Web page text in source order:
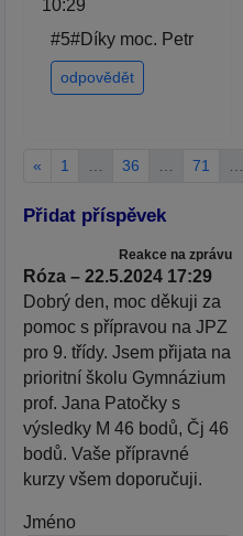
10:29
#5#Díky moc. Petr
odpovědět
« 1 … 36 … 71 …
Přidat příspěvek
Reakce na zprávu
Róza – 22.5.2024 17:29
Dobrý den, moc děkuji za
pomoc s přípravou na JPZ
pro 9. třídy. Jsem přijata na
prioritní školu Gymnázium
prof. Jana Patočky s
výsledky M 46 bodů, Čj 46
bodů. Vaše přípravné
kurzy všem doporučuji.
Jméno